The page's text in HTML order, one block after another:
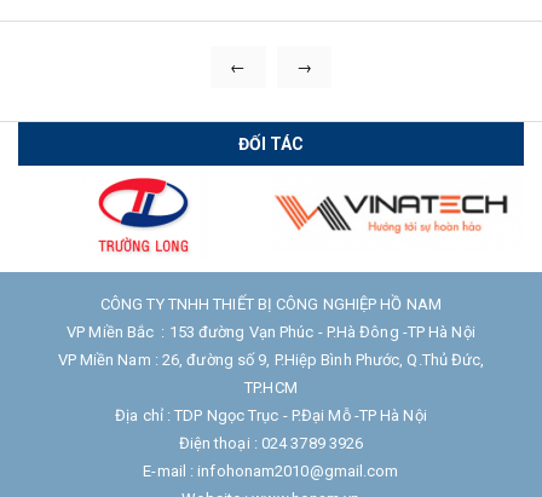
← →
ĐỐI TÁC
CÔNG TY TNHH THIẾT BỊ CÔNG NGHIỆP HỒ NAM
VP Miền Bắc : 153 đường Vạn Phúc - P.Hà Đông -TP Hà Nội
VP Miền Nam : 26, đường số 9, P.Hiệp Bình Phước, Q.Thủ Đức,
TP.HCM
Địa chỉ : TDP Ngọc Trục - P.Đại Mỗ -TP Hà Nội
Điện thoại : 024 3789 3926
E-mail : infohonam2010@gmail.com